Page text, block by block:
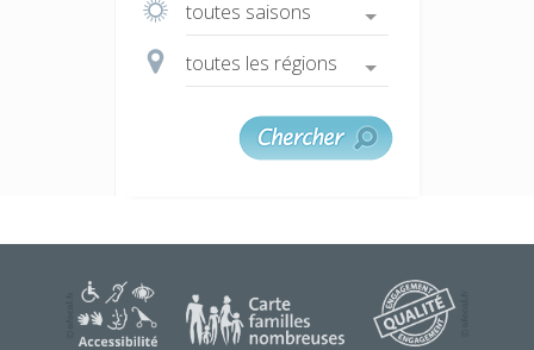
une question ?